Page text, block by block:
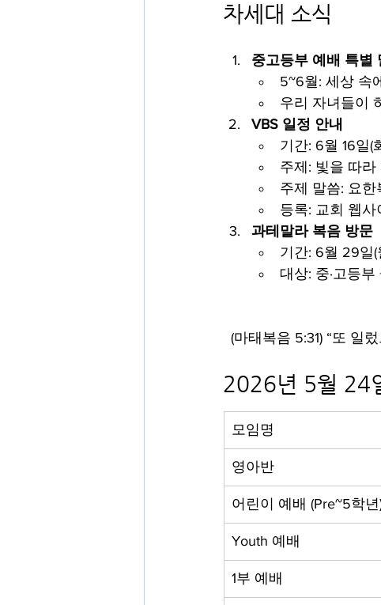
차세대 소식
중고등부 예배 특별
5~6월: 세상 속
우리 자녀들이
VBS 일정 안내
기간: 6월 16일(
주제: 빛을 따라
주제 말씀: 요한
등록: 교회 웹사
과테말라 복음 방문
기간: 6월 29일(
대상: 중·고등부
(마태복음 5:31) “또 일
2026년 5월 24
모임명
영아반
어린이 예배 (Pre~5학년
Youth 예배
1부 예배